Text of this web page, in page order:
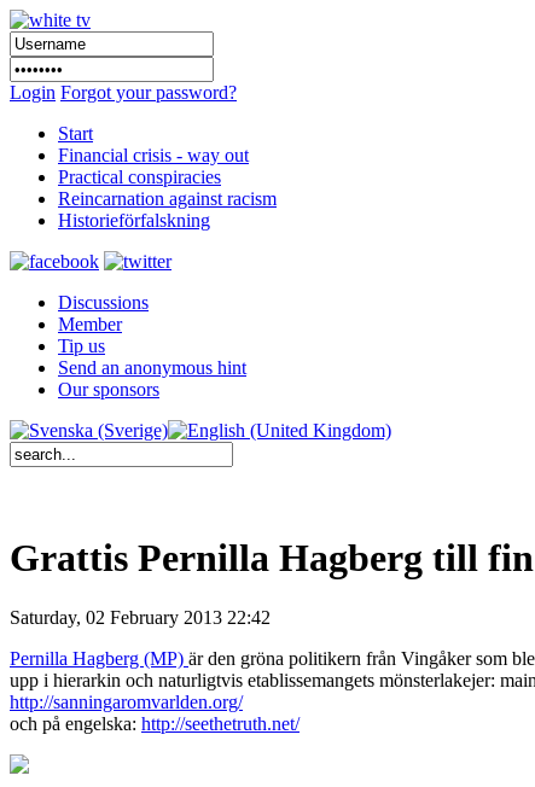
Login Forgot your password?
Start
Financial crisis - way out
Practical conspiracies
Reincarnation against racism
Historieförfalskning
Discussions
Member
Tip us
Send an anonymous hint
Our sponsors
Grattis Pernilla Hagberg till
Saturday, 02 February 2013 22:42
Pernilla Hagberg (MP) är den gröna politikern från Vingåker som
upp i hierarkin och naturligtvis etablissemangets mönsterlakejer:
http://sanningaromvarlden.org/
och på engelska: http://seethetruth.net/